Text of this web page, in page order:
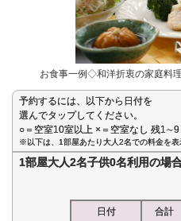
お食事一例◇和洋折衷の家庭料
予約するには、以下から日付を
選んでタップしてください。
○＝空室10室以上 ×＝空室なし 残
※以下は、1部屋あたり大人2名での料金を表
1部屋大人2名子供0名利用の場
日付 合計